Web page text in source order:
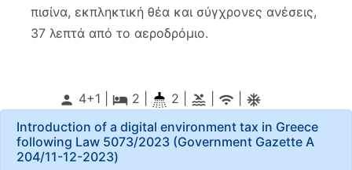
πισίνα, εκπληκτική θέα και σύγχρονες ανέσεις,
37 λεπτά από το αεροδρόμιο.
person 4+1 | local_hotel 2 2 | pool wifi ac_unitif
Introduction of a digital environment tax in Greece
following Law 5073/2023 (Government Gazette Α
204/11-12-2023)